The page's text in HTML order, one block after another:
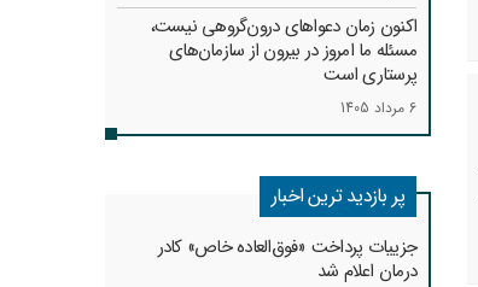
اکنون زمان دعواهای درون‌گروهی نیست،
مسئله ما امروز در بیرون از سازمان‌های
پرستاری است
6 مرداد 1405
پر بازدید ترین اخبار
جزییات پرداخت «فوق‌العاده خاص» کادر
درمان اعلام شد